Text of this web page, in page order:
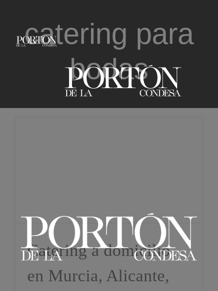
contenidocatering para
bodas
Catering a domicilio
en Murcia, Alicante,